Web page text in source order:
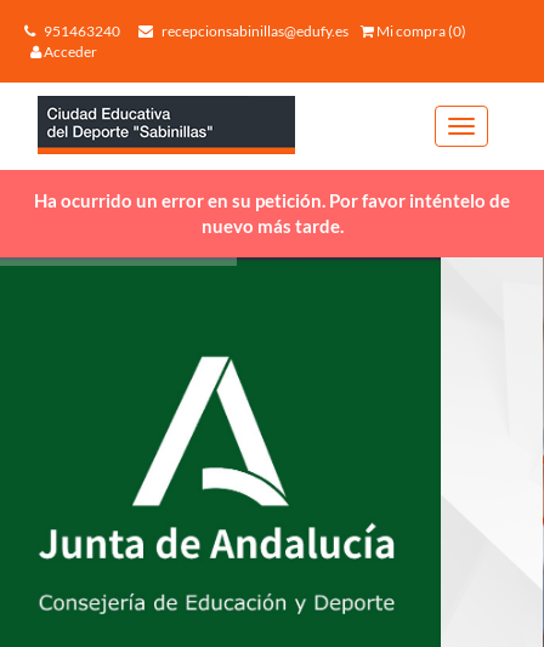
951463240 recepcionsabinillas@edufy.es
Mi compra (0)
Acceder
Toggle
navigation
Ha ocurrido un error en su petición. Por favor inténtelo de
nuevo más tarde.